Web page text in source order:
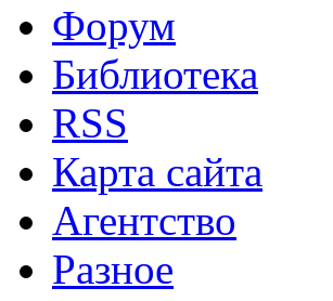
Форум
Библиотека
RSS
Карта сайта
Агентство
Разное